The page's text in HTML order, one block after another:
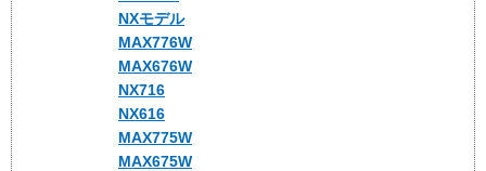
NXモデル
MAX776W
MAX676W
NX716
NX616
MAX775W
MAX675W